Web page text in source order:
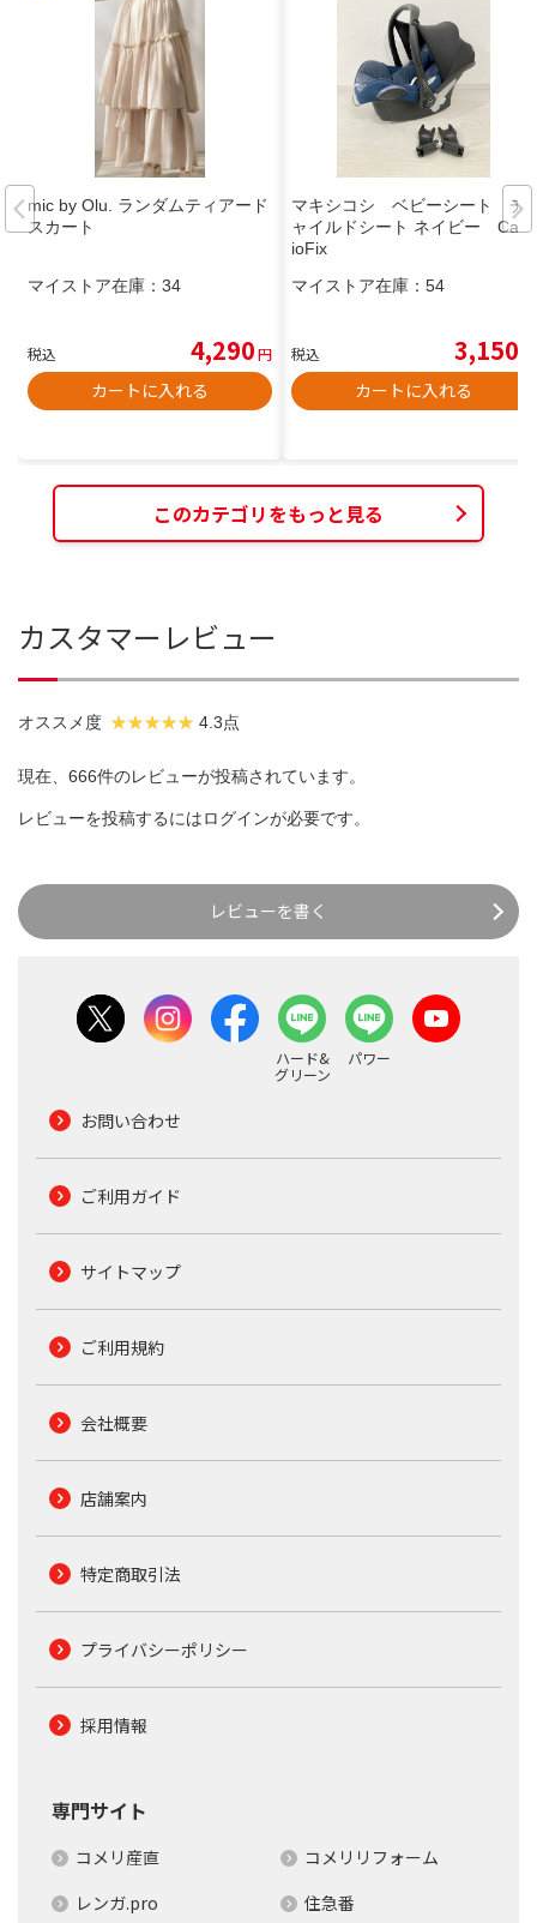
mic by Olu. ランダムティアード
スカート
マイストア在庫： 34
税込 4,290円
カートに入れる
マキシコシ ベビーシート チ
ャイルドシート ネイビー Cabr
ioFix
マイストア在庫： 54
税込 3,150
カートに入れる
このカテゴリをもっと見る
カスタマーレビュー
オススメ度 4.3点
現在、666件のレビューが投稿されています。
レビューを投稿するにはログインが必要です。
レビューを書く
ハード&
グリーン
パワー
お問い合わせ
ご利用ガイド
サイトマップ
ご利用規約
会社概要
店舗案内
特定商取引法
プライバシーポリシー
採用情報
専門サイト
コメリ産直
コメリリフォーム
レンガ.pro
住急番